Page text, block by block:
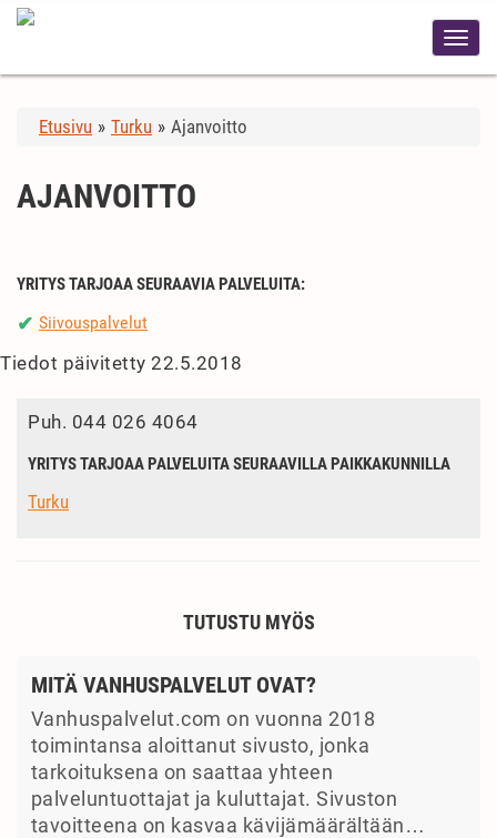
Etusivu » Turku » Ajanvoitto
AJANVOITTO
YRITYS TARJOAA SEURAAVIA PALVELUITA:
✔ Siivouspalvelut
Tiedot päivitetty 22.5.2018
Puh. 044 026 4064
YRITYS TARJOAA PALVELUITA SEURAAVILLA PAIKKAKUNNILLA
Turku
TUTUSTU MYÖS
MITÄ VANHUSPALVELUT OVAT?
Vanhuspalvelut.com on vuonna 2018
toimintansa aloittanut sivusto, jonka
tarkoituksena on saattaa yhteen
palveluntuottajat ja kuluttajat. Sivuston
tavoitteena on kasvaa kävijämäärältään…